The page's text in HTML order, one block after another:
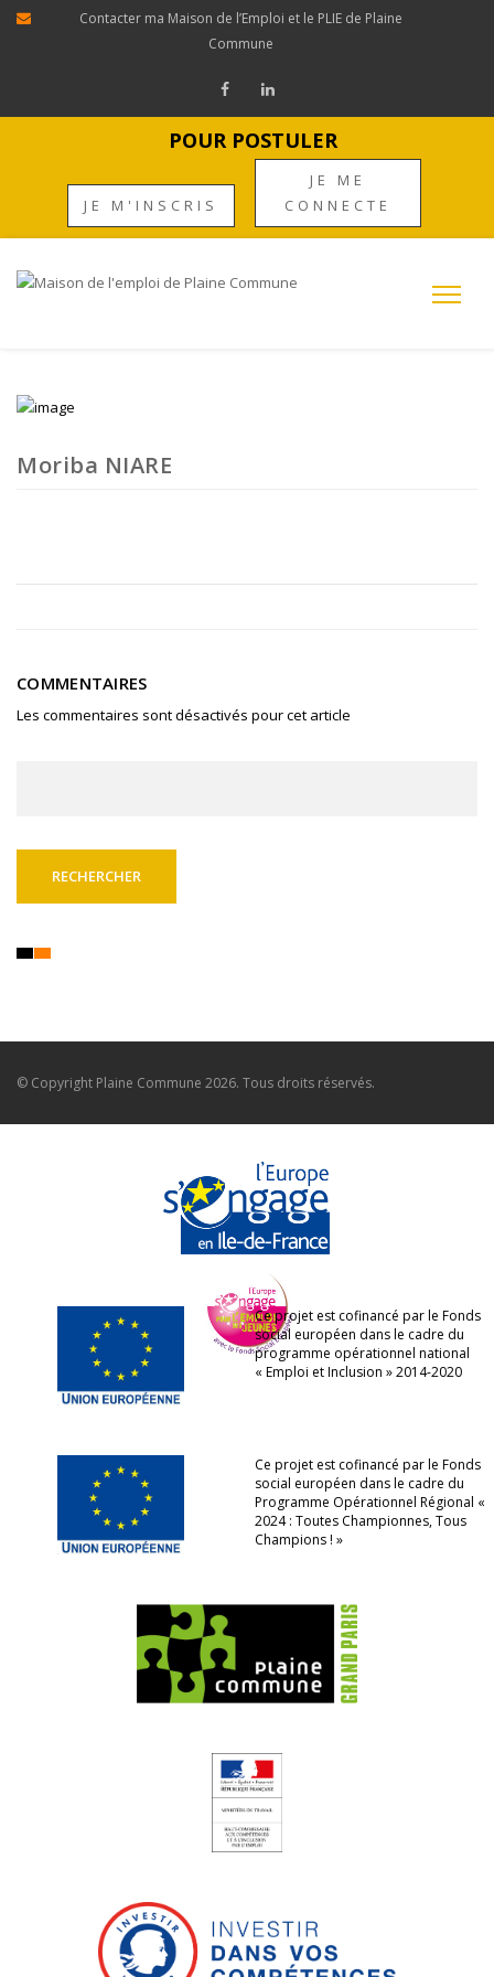
Contacter ma Maison de l’Emploi et le PLIE de Plaine
Commune
POUR POSTULER
JE M'INSCRIS
JE ME
CONNECTE
Moriba NIARE
COMMENTAIRES
Les commentaires sont désactivés pour cet article
© Copyright Plaine Commune 2026. Tous droits réservés.
Ce projet est cofinancé par le Fonds
social européen dans le cadre du
programme opérationnel national
« Emploi et Inclusion » 2014-2020
Ce projet est cofinancé par le Fonds
social européen dans le cadre du
Programme Opérationnel Régional «
2024 : Toutes Championnes, Tous
Champions ! »